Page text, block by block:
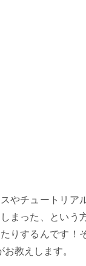
やチュートリア
まった、という
りするんです！
教えします。